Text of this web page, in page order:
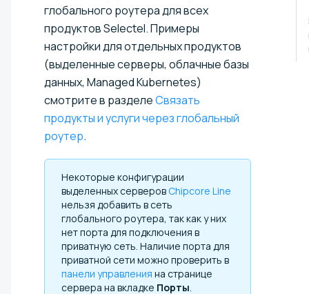
глобального роутера для всех
продуктов Selectel. Примеры
настройки для отдельных продуктов
(выделенные серверы, облачные базы
данных, Managed Kubernetes)
смотрите в разделеСвязать
продукты и услуги через глобальный
роутер.
Некоторые конфигурации
выделенных серверов Chipcore Line
нельзя добавить в сеть
глобального роутера, так как у них
нет порта для подключения в
приватную сеть. Наличие порта для
приватной сети можно проверить в
панели управления на странице
сервера на вкладке Порты.